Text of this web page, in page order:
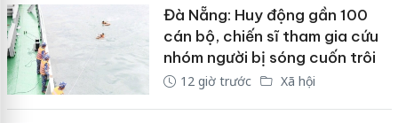
Đà Nẵng: Huy động gần 100
cán bộ, chiến sĩ tham gia cứu
nhóm người bị sóng cuốn trôi
12 giờ trước Xã hội